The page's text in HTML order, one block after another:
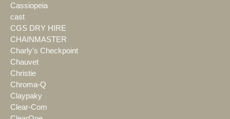
Cassiopeia
cast
CGS DRY HIRE
CHAINMASTER
Charly's Checkpoint
Chauvet
Christie
Chroma-Q
Claypaky
Clear-Com